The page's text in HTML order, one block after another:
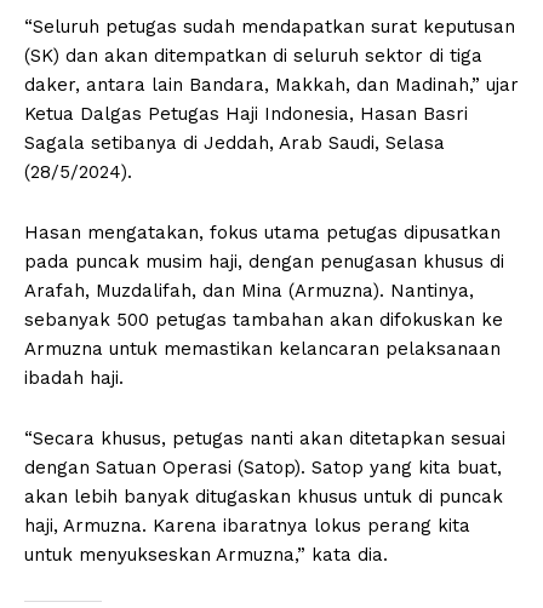
“Seluruh petugas sudah mendapatkan surat keputusan
(SK) dan akan ditempatkan di seluruh sektor di tiga
daker, antara lain Bandara, Makkah, dan Madinah,” ujar
Ketua Dalgas Petugas Haji Indonesia, Hasan Basri
Sagala setibanya di Jeddah, Arab Saudi, Selasa
(28/5/2024).
Hasan mengatakan, fokus utama petugas dipusatkan
pada puncak musim haji, dengan penugasan khusus di
Arafah, Muzdalifah, dan Mina (Armuzna). Nantinya,
sebanyak 500 petugas tambahan akan difokuskan ke
Armuzna untuk memastikan kelancaran pelaksanaan
ibadah haji.
“Secara khusus, petugas nanti akan ditetapkan sesuai
dengan Satuan Operasi (Satop). Satop yang kita buat,
akan lebih banyak ditugaskan khusus untuk di puncak
haji, Armuzna. Karena ibaratnya lokus perang kita
untuk menyukseskan Armuzna,” kata dia.